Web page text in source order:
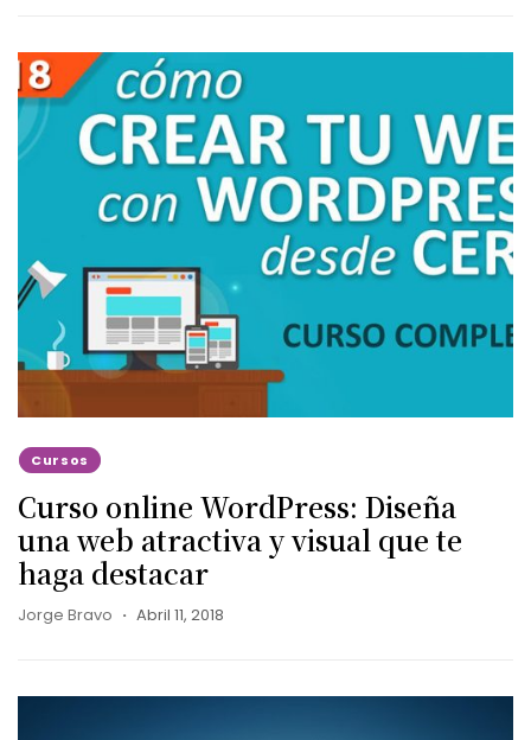
Cursos
Curso online WordPress: Diseña
una web atractiva y visual que te
haga destacar
Jorge Bravo Abril 11, 2018